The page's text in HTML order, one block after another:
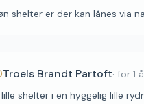
shelter er der kan lånes via
Troels Brandt Partoft· for 1
lille shelter i en hyggelig lille